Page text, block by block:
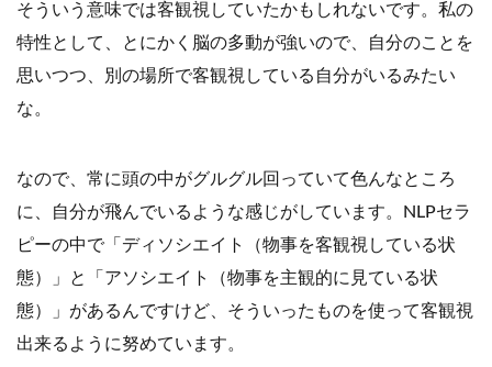
そういう意味では客観視していたかもしれないです。私の
特性として、とにかく脳の多動が強いので、自分のことを
思いつつ、別の場所で客観視している自分がいるみたい
な。
なので、常に頭の中がグルグル回っていて色んなところ
に、自分が飛んでいるような感じがしています。NLPセラ
ピーの中で「ディソシエイト（物事を客観視している状
態）」と「アソシエイト（物事を主観的に見ている状
態）」があるんですけど、そういったものを使って客観視
出来るように努めています。